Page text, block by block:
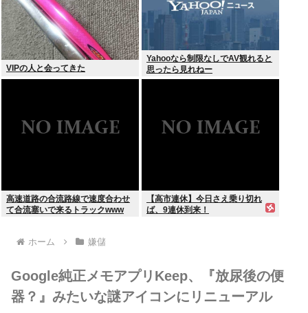
VIPの人と会ってきた
Yahooなら制限なしでAV観れると
思ったら見れねー
高速道路の合流路線で速度合わせ
て合流塞いで来るトラックwww
【高市連休】今日さえ乗り切れ
ば、9連休到来！
ホーム 嫌儲
Google純正メモアプリKeep、『放尿後の便
器？』みたいな謎アイコンにリニューアル